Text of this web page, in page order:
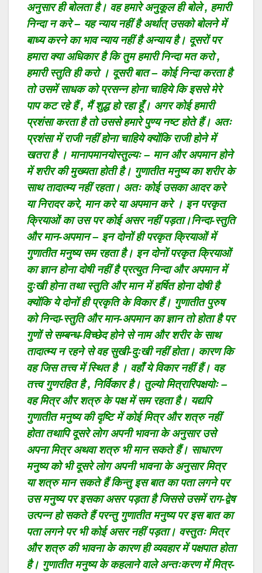
अनुसार ही बोलता है। वह हमारे अनुकूल ही बोले , हमारी
निन्दा न करे – यह न्याय नहीं है अर्थात् उसको बोलने में
बाध्य करने का भाव न्याय नहीं है अन्याय है। दूसरों पर
हमारा क्या अधिकार है कि तुम हमारी निन्दा मत करो ,
हमारी स्तुति ही करो । दूसरी बात – कोई निन्दा करता है
तो उसमें साधक को प्रसन्न होना चाहिये कि इससे मेरे
पाप कट रहे हैं , मैं शुद्ध हो रहा हूँ। अगर कोई हमारी
प्रशंसा करता है तो उससे हमारे पुण्य नष्ट होते हैं। अतः
प्रशंसा में राजी नहीं होना चाहिये क्योंकि राजी होने में
खतरा है । मानापमानयोस्तुल्यः – मान और अपमान होने
में शरीर की मुख्यता होती है। गुणातीत मनुष्य का शरीर के
साथ तादात्म्य नहीं रहता। अतः कोई उसका आदर करे
या निरादर करे, मान करे या अपमान करे । इन परकृत
क्रियाओं का उस पर कोई असर नहीं पड़ता।निन्दा-स्तुति
और मान-अपमान – इन दोनों ही परकृत क्रियाओं में
गुणातीत मनुष्य सम रहता है। इन दोनों परकृत क्रियाओं
का ज्ञान होना दोषी नहीं है प्रत्युत निन्दा और अपमान में
दुःखी होना तथा स्तुति और मान में हर्षित होना दोषी है
क्योंकि ये दोनों ही प्रकृति के विकार हैं। गुणातीत पुरुष
को निन्दा-स्तुति और मान-अपमान का ज्ञान तो होता है पर
गुणों से सम्बन्ध-विच्छेद होने से नाम और शरीर के साथ
तादात्म्य न रहने से वह सुखी-दुःखी नहीं होता। कारण कि
वह जिस तत्त्व में स्थित है । वहाँ ये विकार नहीं हैं। वह
तत्त्व गुणरहित है , निर्विकार है। तुल्यो मित्रारिपक्षयोः –
वह मित्र और शत्रु के पक्ष में सम रहता है। यद्यपि
गुणातीत मनुष्य की दृष्टि में कोई मित्र और शत्रु नहीं
होता तथापि दूसरे लोग अपनी भावना के अनुसार उसे
अपना मित्र अथवा शत्रु भी मान सकते हैं। साधारण
मनुष्य को भी दूसरे लोग अपनी भावना के अनुसार मित्र
या शत्रु मान सकते हैं किन्तु इस बात का पता लगने पर
उस मनुष्य पर इसका असर पड़ता है जिससे उसमें राग-द्वेष
उत्पन्न हो सकते हैं परन्तु गुणातीत मनुष्य पर इस बात का
पता लगने पर भी कोई असर नहीं पड़ता। वस्तुतः मित्र
और शत्रु की भावना के कारण ही व्यवहार में पक्षपात होता
है। गुणातीत मनुष्य के कहलाने वाले अन्तःकरण में मित्र-